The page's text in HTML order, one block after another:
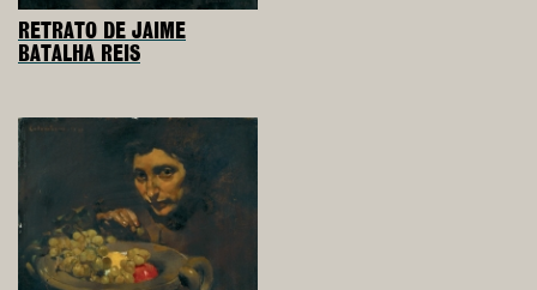
RETRATO DE JAIME
BATALHA REIS